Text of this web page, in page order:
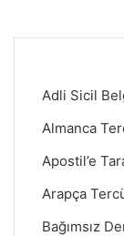
Adli Sicil
Almanca
Apostil’e
Arapça
Bağımsız